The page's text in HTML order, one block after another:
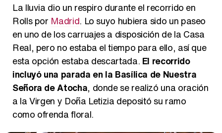
La lluvia dio un respiro durante el recorrido en
Rolls por Madrid. Lo suyo hubiera sido un paseo
en uno de los carruajes a disposición de la Casa
Real, pero no estaba el tiempo para ello, así que
esta opción estaba descartada. El recorrido
incluyó una parada en la Basílica de Nuestra
Señora de Atocha, donde se realizó una oración
a la Virgen y Doña Letizia depositó su ramo
como ofrenda floral.